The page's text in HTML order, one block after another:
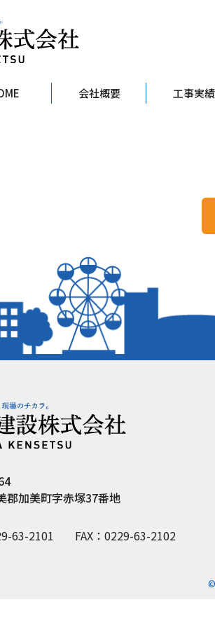
会社概要 工事実績
郡加美町字赤塚37番地
63-2101 FAX：0229-63-2102
©